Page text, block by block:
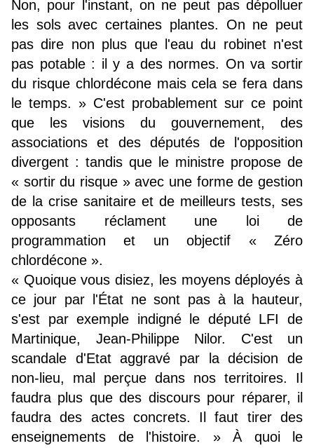
Non, pour l'instant, on ne peut pas dépolluer
les sols avec certaines plantes. On ne peut
pas dire non plus que l'eau du robinet n'est
pas potable : il y a des normes. On va sortir
du risque chlordécone mais cela se fera dans
le temps. » C'est probablement sur ce point
que les visions du gouvernement, des
associations et des députés de l'opposition
divergent : tandis que le ministre propose de
« sortir du risque » avec une forme de gestion
de la crise sanitaire et de meilleurs tests, ses
opposants réclament une loi de
programmation et un objectif « Zéro
chlordécone ».
« Quoique vous disiez, les moyens déployés à
ce jour par l'État ne sont pas à la hauteur,
s'est par exemple indigné le député LFI de
Martinique, Jean-Philippe Nilor. C'est un
scandale d'Etat aggravé par la décision de
non-lieu, mal perçue dans nos territoires. Il
faudra plus que des discours pour réparer, il
faudra des actes concrets. Il faut tirer des
enseignements de l'histoire. » À quoi le